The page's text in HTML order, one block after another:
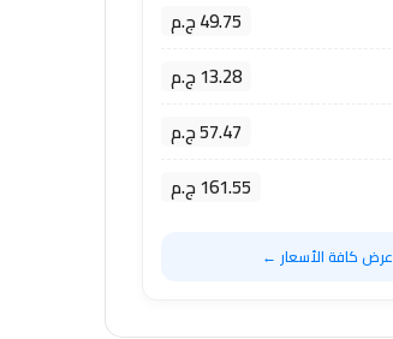
49.75 ج.م
13.28 ج.م
57.47 ج.م
161.55 ج.م
عرض كافة الأسعار ←